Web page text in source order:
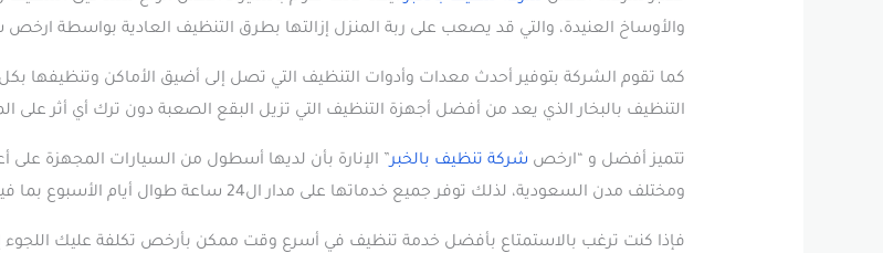
والأوساخ العنيدة، والتي قد يصعب على ربة المنزل إزالتها بطرق التنظيف العادية بواسطة
كما تقوم الشركة بتوفير أحدث معدات وأدوات التنظيف التي تصل إلى أضيق الأماكن وتنظيفها
التنظيف بالبخار الذي يعد من أفضل أجهزة التنظيف التي تزيل البقع الصعبة دون ترك أي أثر
تتميز أفضل و “ارخص شركة تنظيف بالخبر” الإنارة بأن لديها أسطول من السيارات المجهزة على
ومختلف مدن السعودية، لذلك توفر جميع خدماتها على مدار ال24 ساعة طوال أيام الأسبوع بما فيها العطلات الرسمية والأعياد.
فإذا كنت ترغب بالاستمتاع بأفضل خدمة تنظيف في أسرع وقت ممكن بأرخص تكلفة عليك اللجوء إلى